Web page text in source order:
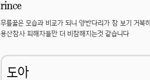
rince
무릎꿇은 모습과 비교가 되니 양반다리가 참 보기 거북
용산참사 피해자들만 더 비참해지는것 같습니다
도아